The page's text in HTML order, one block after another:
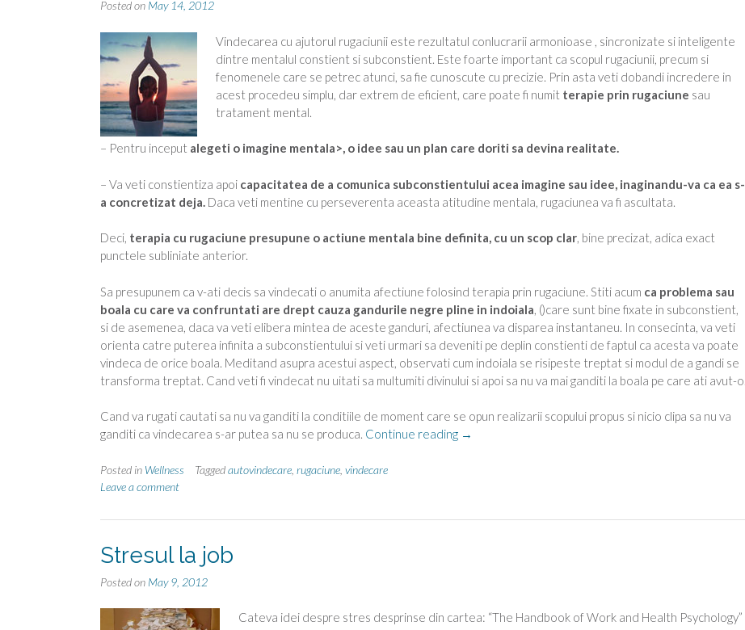
Posted on May 14, 2012
Vindecarea cu ajutorul rugaciunii este rezultatul conlucrarii armonioase , sincronizate si inteligente
dintre mentalul constient si subconstient. Este foarte important ca scopul rugaciunii, precum si
fenomenele care se petrec atunci, sa fie cunoscute cu precizie. Prin asta veti dobandi incredere in
acest procedeu simplu, dar extrem de eficient, care poate fi numit terapie prin rugaciune sau
tratament mental.
– Pentru inceput alegeti o imagine mentala>, o idee sau un plan care doriti sa devina realitate.
– Va veti constientiza apoi capacitatea de a comunica subconstientului acea imagine sau idee, inaginandu-va ca ea s-
a concretizat deja. Daca veti mentine cu perseverenta aceasta atitudine mentala, rugaciunea va fi ascultata.
Deci, terapia cu rugaciune presupune o actiune mentala bine definita, cu un scop clar, bine precizat, adica exact
punctele subliniate anterior.
Sa presupunem ca v-ati decis sa vindecati o anumita afectiune folosind terapia prin rugaciune. Stiti acum ca problema sau
boala cu care va confruntati are drept cauza gandurile negre pline in indoiala , ()care sunt bine fixate in subconstient,
si de asemenea, daca va veti elibera mintea de aceste ganduri, afectiunea va disparea instantaneu. In consecinta, va veti
orienta catre puterea infinita a subconstientului si veti urmari sa deveniti pe deplin constienti de faptul ca acesta va poate
vindeca de orice boala. Meditand asupra acestui aspect, observati cum indoiala se risipeste treptat si modul de a gandi se
transforma treptat. Cand veti fi vindecat nu uitati sa multumiti divinului si apoi sa nu va mai ganditi la boala pe care ati avut-o.
Cand va rugati cautati sa nu va ganditi la conditiile de moment care se opun realizarii scopului propus si nicio clipa sa nu va
ganditi ca vindecarea s-ar putea sa nu se produca. Continue reading “Terapia
→
Posted in Wellness Taggedautovindecare rugaciune vindecare
Leave a comment
Stresul la job
Posted on May 9, 2012
Cateva idei despre stres desprinse din cartea: “The Handbook of Work and Health Psychology”